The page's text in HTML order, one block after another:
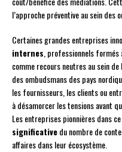
l’approche préventive au sein des
Certaines grandes entreprises
internes, professionnels
comme recours neutres au sein
des ombudsmans des pays
les fournisseurs, les clients ou
à désamorcer les tensions avant
Les entreprises pionnières dans
significativedu nombre de
affaires dans leur écosystème.